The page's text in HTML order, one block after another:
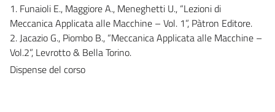
1. Funaioli E., Maggiore A., Meneghetti U., “Lezioni di
Meccanica Applicata alle Macchine – Vol. 1”, Pàtron Editore.
2. Jacazio G., Piombo B., “Meccanica Applicata alle Macchine –
Vol.2”, Levrotto & Bella Torino.
Dispense del corso